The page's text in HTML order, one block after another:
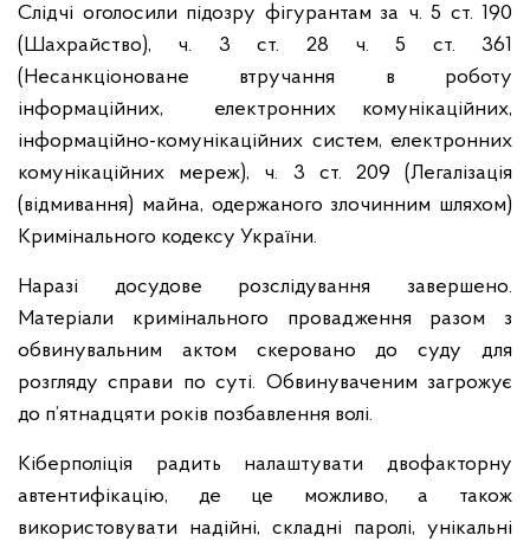
Слідчі оголосили підозру фігурантам за ч. 5 ст. 190
(Шахрайство), ч. 3 ст. 28 ч. 5 ст. 361
(Несанкціоноване втручання в роботу
інформаційних, електронних комунікаційних,
інформаційно-комунікаційних систем, електронних
комунікаційних мереж), ч. 3 ст. 209 (Легалізація
(відмивання) майна, одержаного злочинним шляхом)
Кримінального кодексу України.
Наразі досудове розслідування завершено.
Матеріали кримінального провадження разом з
обвинувальним актом скеровано до суду для
розгляду справи по суті. Обвинуваченим загрожує
до п’ятнадцяти років позбавлення волі.
Кіберполіція радить налаштувати двофакторну
автентифікацію, де це можливо, а також
використовувати надійні, складні паролі, унікальні